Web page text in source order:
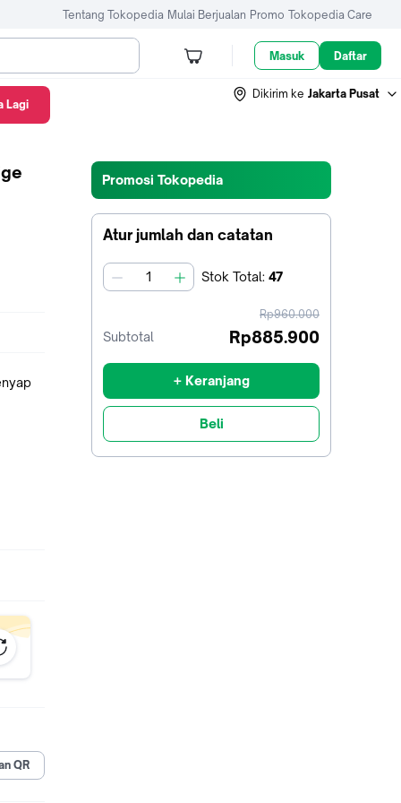
Tentang Tokopedia Mulai Berjualan Promo Tokopedia Care
Masuk Daftar
Dikirim ke Jakarta Pusat
Promosi Tokopedia
Atur jumlah dan catatan
jumlah Stok Total: 47
harga
sebelum
Rp960.000
Subtotal Rp885.900
+ Keranjang
Beli
QR
Lagi